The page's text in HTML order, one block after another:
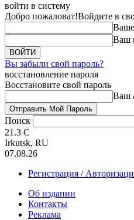
войти в систему
Добро пожаловат!Войдите в
Ваше
Ваш
Вы забыли свой пароль?
восстановление пароля
Восстановите свой пароль
Ваш
Поиск
21.3 C
Irkutsk, RU
07.08.26
Регистрация /
Об издании
Контакты
Реклама